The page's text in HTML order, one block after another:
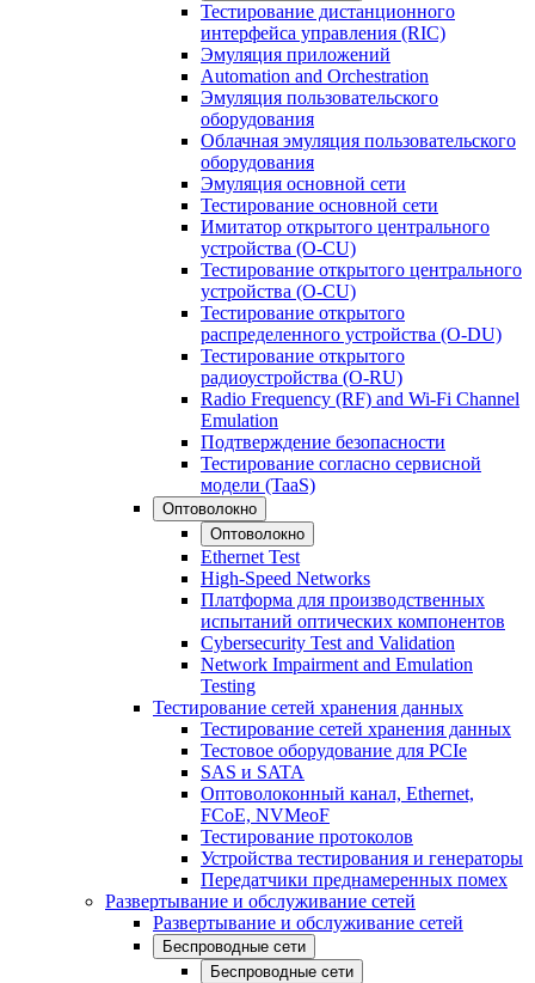
Тестирование дистанционного
интерфейса управления (RIC)
Эмуляция приложений
Automation and Orchestration
Эмуляция пользовательского
оборудования
Облачная эмуляция пользовательского
оборудования
Эмуляция основной сети
Тестирование основной сети
Имитатор открытого центрального
устройства (O-CU)
Тестирование открытого центрального
устройства (O-CU)
Тестирование открытого
распределенного устройства (O-DU)
Тестирование открытого
радиоустройства (O-RU)
Radio Frequency (RF) and Wi-Fi Channel
Emulation
Подтверждение безопасности
Тестирование согласно сервисной
модели (TaaS)
Оптоволокно
Оптоволокно
Ethernet Test
High-Speed Networks
Платформа для производственных
испытаний оптических компонентов
Cybersecurity Test and Validation
Network Impairment and Emulation
Testing
Тестирование сетей хранения данных
Тестирование сетей хранения данных
Тестовое оборудование для PCIe
SAS и SATA
Оптоволоконный канал, Ethernet,
FCoE, NVMeoF
Тестирование протоколов
Устройства тестирования и генераторы
Передатчики преднамеренных помех
Развертывание и обслуживание сетей
Развертывание и обслуживание сетей
Беспроводные сети
Беспроводные сети